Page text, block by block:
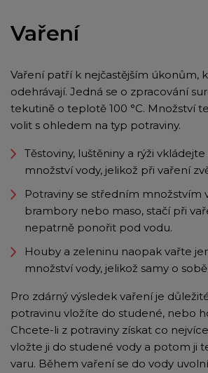
Vaření
Vaření patří k nejčastějším úkonům,
odehrávají. Jedná se o zpracování
tekutině o teplotě 100 °C. Množství
volit s ohledem na typ potraviny.
Těstoviny, luštěniny a rýži
množství vody, jelikož při vaření
Potraviny se středním množstvím
brambory nebo maso, stačí při
nepatrně ponořit pod vodu.
Houby a zeleninu naopak vařte
množství vody, jelikož samy o
Pro zdárný výsledek vaření je
potravinu vložíte do studené, nebo
Chcete-li z potraviny získat co
vložte ji do studené vody a potom ji
varu. Během vaření se do vody